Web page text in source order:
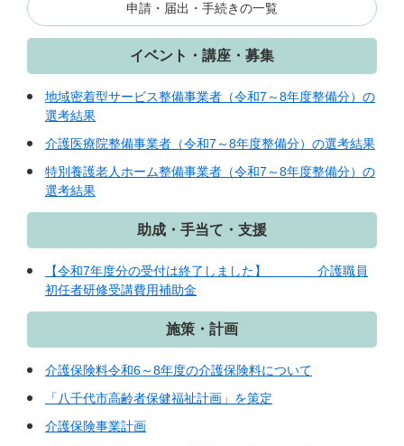
申請・届出・手続きの一覧
イベント・講座・募集
地域密着型サービス整備事業者（令和7～8年度整備分）の
選考結果
介護医療院整備事業者（令和7～8年度整備分）の選考結果
特別養護老人ホーム整備事業者（令和7～8年度整備分）の
選考結果
助成・手当て・支援
【令和7年度分の受付は終了しました】 介護職員
初任者研修受講費用補助金
施策・計画
介護保険料令和6～8年度の介護保険料について
「八千代市高齢者保健福祉計画」を策定
介護保険事業計画